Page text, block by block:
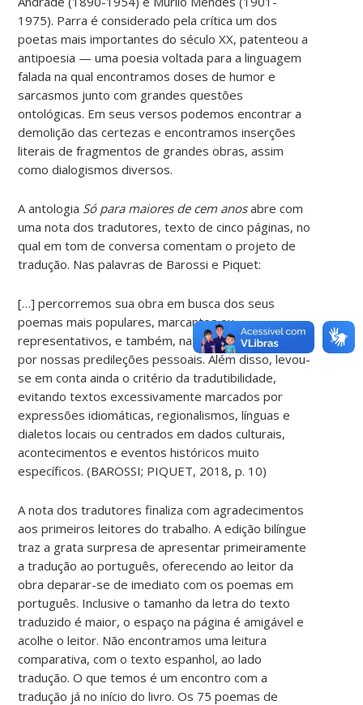
1975). Parra é considerado pela crítica um dos
poetas mais importantes do século XX, patenteou a
antipoesia — uma poesia voltada para a linguagem
falada na qual encontramos doses de humor e
sarcasmos junto com grandes questões
ontológicas. Em seus versos podemos encontrar a
demolição das certezas e encontramos inserções
literais de fragmentos de grandes obras, assim
como dialogismos diversos.
A antologia Só para maiores de cem anosabre com
uma nota dos tradutores, texto de cinco páginas, no
qual em tom de conversa comentam o projeto de
tradução. Nas palavras de Barossi e Piquet:
[…] percorremos sua obra em busca dos seus
poemas mais populares, marcantes ou
representativos, e também, naturalmente, guiados
por nossas predileções pessoais. Além disso, levou-
se em conta ainda o critério da tradutibilidade,
evitando textos excessivamente marcados por
expressões idiomáticas, regionalismos, línguas e
dialetos locais ou centrados em dados culturais,
acontecimentos e eventos históricos muito
específicos. (BAROSSI; PIQUET, 2018, p. 10)
A nota dos tradutores finaliza com agradecimentos
aos primeiros leitores do trabalho. A edição bilíngue
traz a grata surpresa de apresentar primeiramente
a tradução ao português, oferecendo ao leitor da
obra deparar-se de imediato com os poemas em
português. Inclusive o tamanho da letra do texto
traduzido é maior, o espaço na página é amigável e
acolhe o leitor. Não encontramos uma leitura
comparativa, com o texto espanhol, ao lado
tradução. O que temos é um encontro com a
tradução já no início do livro. Os 75 poemas de